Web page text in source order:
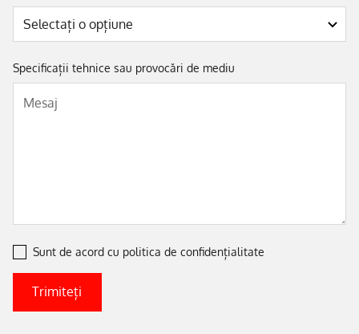
Specificații tehnice sau provocări de mediu
Sunt de acord cu politica de confidențialitate